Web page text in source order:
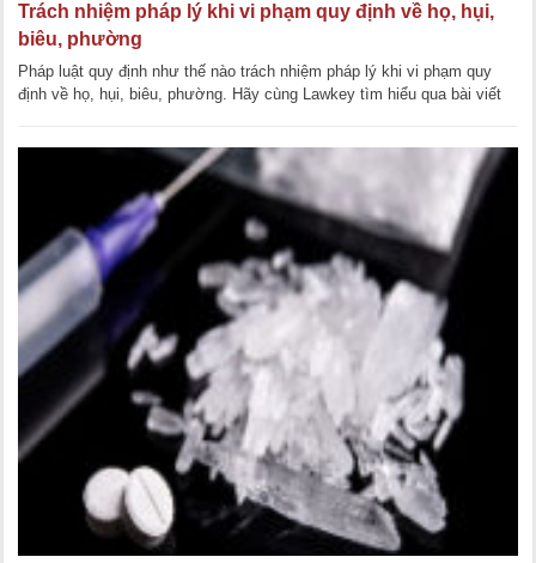
Trách nhiệm pháp lý khi vi phạm quy định về họ, hụi,
biêu, phường
Pháp luật quy định như thế nào trách nhiệm pháp lý khi vi phạm quy
định về họ, hụi, biêu, phường. Hãy cùng Lawkey tìm hiểu qua bài viết